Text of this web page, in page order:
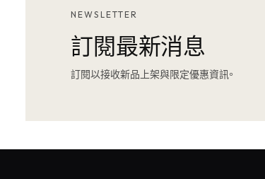
NEWSLETTER
訂閱最新消息
訂閱以接收新品上架與限定優惠資訊。